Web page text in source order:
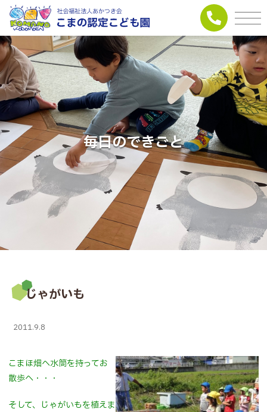
毎日のできごと
じゃがいも
2011.9.8
こまほ畑へ水筒を持ってお
散歩へ・・・
そして、じゃがいもを植えま